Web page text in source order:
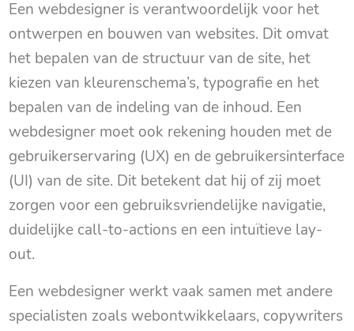
Een webdesigner is verantwoordelijk voor het
ontwerpen en bouwen van websites. Dit omvat
het bepalen van de structuur van de site, het
kiezen van kleurenschema’s, typografie en het
bepalen van de indeling van de inhoud. Een
webdesigner moet ook rekening houden met de
gebruikerservaring (UX) en de gebruikersinterface
(UI) van de site. Dit betekent dat hij of zij moet
zorgen voor een gebruiksvriendelijke navigatie,
duidelijke call-to-actions en een intuïtieve lay-
out.
Een webdesigner werkt vaak samen met andere
specialisten zoals webontwikkelaars, copywriters